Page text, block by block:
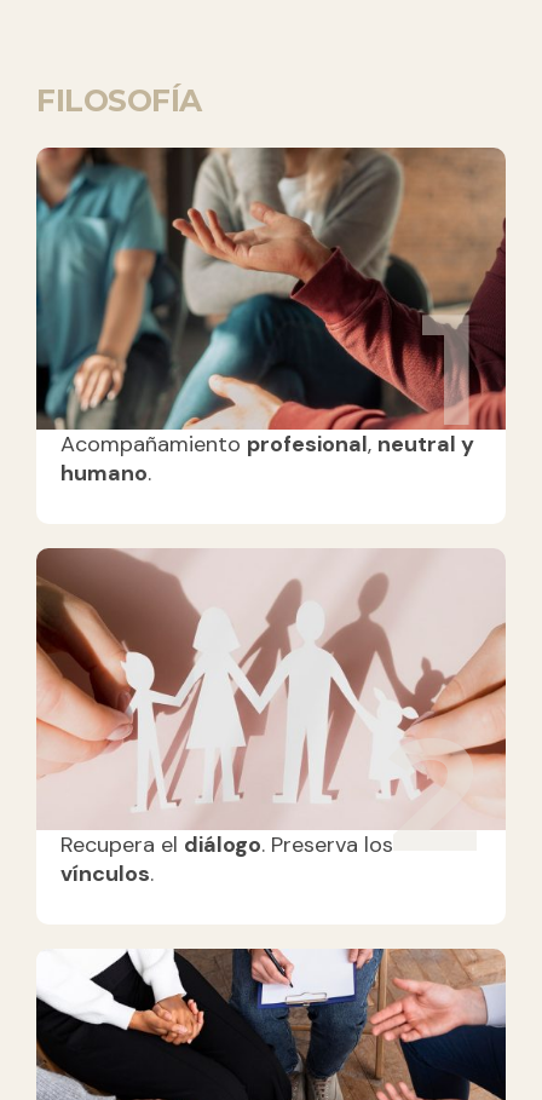
FILOSOFÍA
Acompañamiento profesional, neutral y
humano.
1
Recupera el diálogo. Preserva los
vínculos. 2